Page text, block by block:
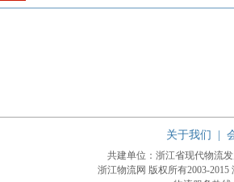
关于我们
共建单位：浙江省现代物流
浙江物流网 版权所有2003-2015